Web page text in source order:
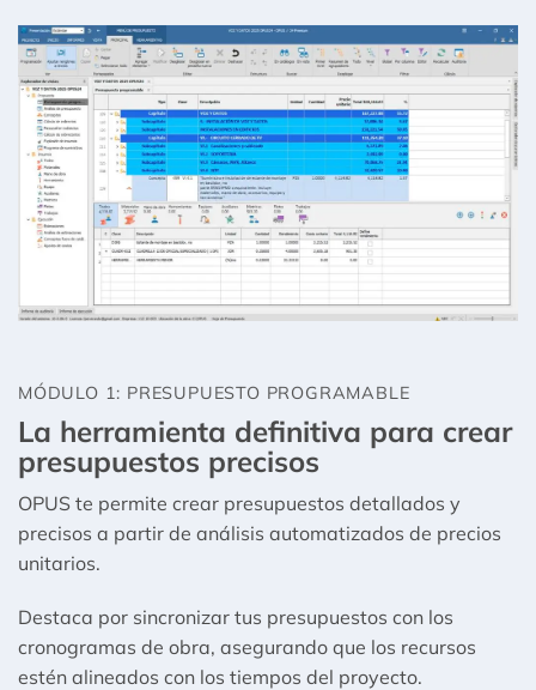
MÓDULO 1: PRESUPUESTO PROGRAMABLE
La herramienta definitiva para crear
presupuestos precisos
OPUS te permite crear presupuestos detallados y
precisos a partir de análisis automatizados de precios
unitarios.
Destaca por sincronizar tus presupuestos con los
cronogramas de obra, asegurando que los recursos
estén alineados con los tiempos del proyecto.